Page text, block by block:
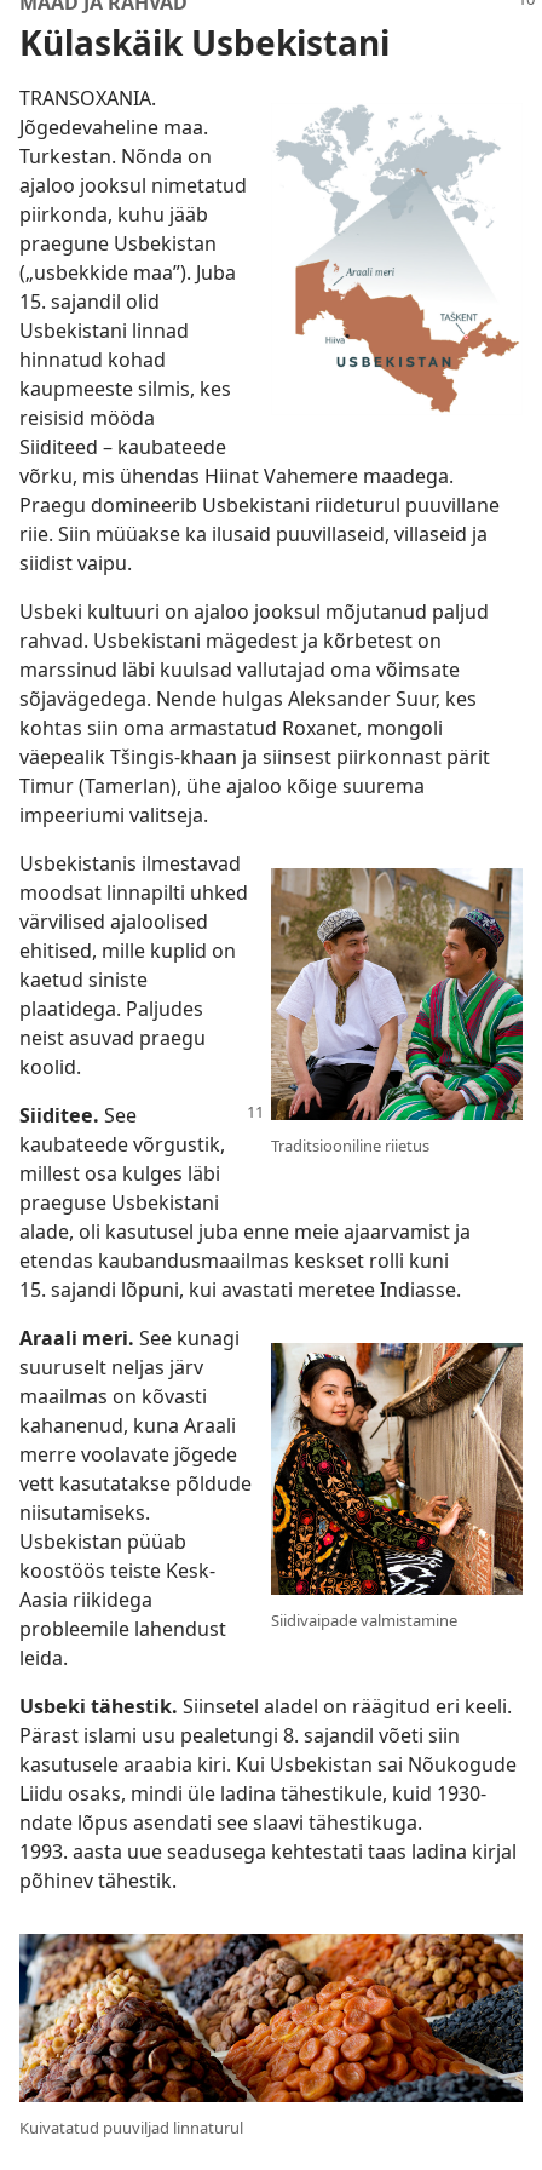
Külaskäik Usbekistani
TRANSOXANIA.
Jõgedevaheline maa.
Turkestan. Nõnda on
ajaloo jooksul nimetatud
piirkonda, kuhu jääb
praegune Usbekistan
(„usbekkide maa”). Juba
15. sajandil olid
Usbekistani linnad
hinnatud kohad
kaupmeeste silmis, kes
reisisid mööda
Siiditeed – kaubateede
võrku, mis ühendas Hiinat Vahemere maadega.
Praegu domineerib Usbekistani riideturul puuvillane
riie. Siin müüakse ka ilusaid puuvillaseid, villaseid ja
siidist vaipu.
Usbeki kultuuri on ajaloo jooksul mõjutanud paljud
rahvad. Usbekistani mägedest ja kõrbetest on
marssinud läbi kuulsad vallutajad oma võimsate
sõjavägedega. Nende hulgas Aleksander Suur, kes
kohtas siin oma armastatud Roxanet, mongoli
väepealik Tšingis-khaan ja siinsest piirkonnast pärit
Timur (Tamerlan), ühe ajaloo kõige suurema
impeeriumi valitseja.
Traditsiooniline riietus
Usbekistanis ilmestavad
moodsat linnapilti uhked
värvilised ajaloolised
ehitised, mille kuplid on
kaetud siniste
plaatidega. Paljudes
neist asuvad praegu
koolid.
Siiditee. See
kaubateede võrgustik,
millest osa kulges läbi
praeguse Usbekistani
alade, oli kasutusel juba enne meie ajaarvamist ja
etendas kaubandusmaailmas keskset rolli kuni
15. sajandi lõpuni, kui avastati meretee Indiasse.
Siidivaipade valmistamine
Araali meri. See kunagi
suuruselt neljas järv
maailmas on kõvasti
kahanenud, kuna Araali
merre voolavate jõgede
vett kasutatakse põldude
niisutamiseks.
Usbekistan püüab
koostöös teiste Kesk-
Aasia riikidega
probleemile lahendust
leida.
Usbeki tähestik. Siinsetel aladel on räägitud eri keeli.
Pärast islami usu pealetungi 8. sajandil võeti siin
kasutusele araabia kiri. Kui Usbekistan sai Nõukogude
Liidu osaks, mindi üle ladina tähestikule, kuid 1930-
ndate lõpus asendati see slaavi tähestikuga.
1993. aasta uue seadusega kehtestati taas ladina kirjal
põhinev tähestik.
Kuivatatud puuviljad linnaturul